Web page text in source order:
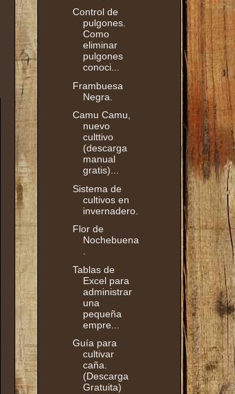
Control de
pulgones.
Como
eliminar
pulgones
conoci...
Frambuesa
Negra.
Camu Camu,
nuevo
culttivo
(descarga
manual
gratis)...
Sistema de
cultivos en
invernadero.
Flor de
Nochebuena
.
Tablas de
Excel para
administrar
una
pequeña
empre...
Guía para
cultivar
caña.
(Descarga
Gratuita)